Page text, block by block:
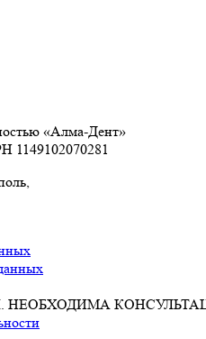
«Алма-Дент»
1149102070281